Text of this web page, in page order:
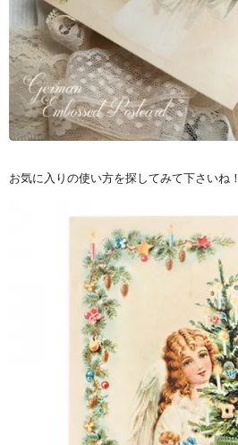
お気に入りの使い方を探してみて下さいね！